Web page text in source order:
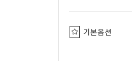
기본옵션